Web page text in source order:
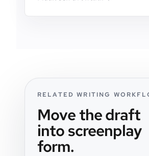
RELATED WRITING
Move the draft
into screenplay
form.